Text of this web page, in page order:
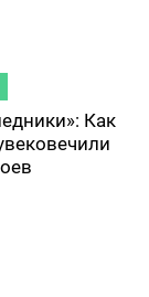
Как